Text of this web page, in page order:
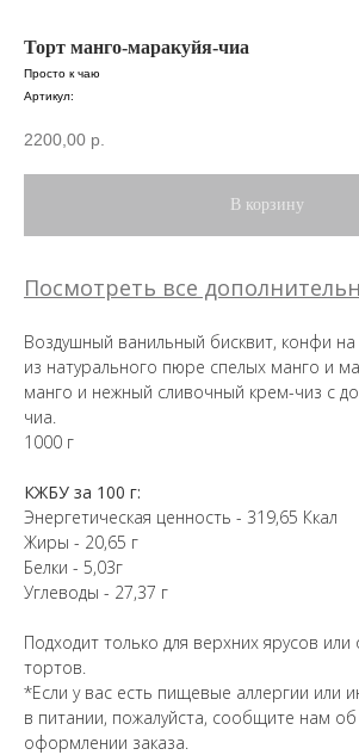
Торт манго-маракуйя-чиа
Просто к чаю
Артикул:
2200,00 р.
В корзину
Посмотреть все
Воздушный ванильный бисквит, конфи
из натурального пюре спелых манго и
манго и нежный сливочный крем-чиз с
чиа.
1000 г
КЖБУ за 100 г:
Энергетическая ценность - 319,65 Ккал
Жиры - 20,65 г
Белки - 5,03г
Углеводы - 27,37 г
Подходит только для верхних ярусов или
тортов.
*Если у вас есть пищевые аллергии или
в питании, пожалуйста, сообщите нам
оформлении заказа.